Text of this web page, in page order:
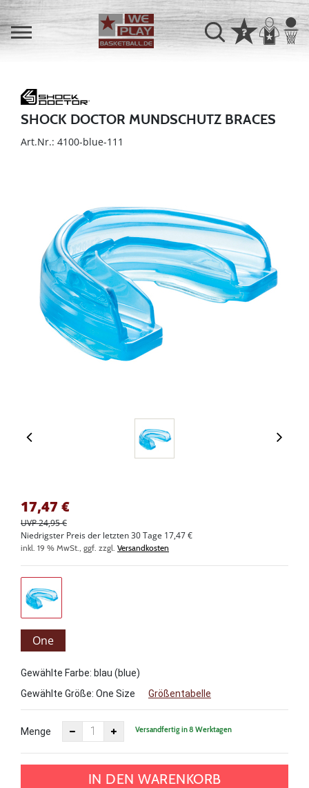
SHOCK DOCTOR MUNDSCHUTZ BRACES
Art.Nr.: 4100-blue-111
17,47 €
UVP 24,95 €
Niedrigster Preis der letzten 30 Tage 17,47 €
inkl. 19 % MwSt., ggf. zzgl. Versandkosten
One
Gewählte Farbe: blau (blue)
Gewählte Größe: One Size Größentabelle
Menge Versandfertig in 8 Werktagen
IN DEN WARENKORB